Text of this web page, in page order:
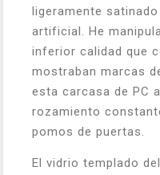
ligeramente
artificial. He
inferior calidad que
mostraban marcas
esta carcasa de PC
rozamiento
pomos de puertas.
El vidrio templado